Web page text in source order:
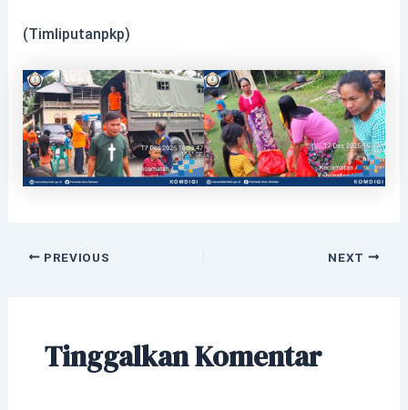
(Timliputanpkp)
PREVIOUS NEXT
Tinggalkan Komentar